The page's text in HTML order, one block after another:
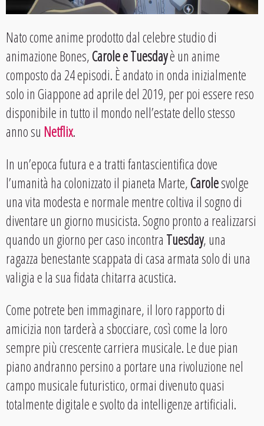
Nato come anime prodotto dal celebre studio di
animazione Bones,Carole e Tuesdayè un anime
composto da 24 episodi. È andato in onda inizialmente
solo in Giappone ad aprile del 2019, per poi essere reso
disponibile in tutto il mondo nell’estate dello stesso
anno su Netflix.
In un’epoca futura e a tratti fantascientifica dove
l’umanità ha colonizzato il pianeta Marte,Carolesvolge
una vita modesta e normale mentre coltiva il sogno di
diventare un giorno musicista. Sogno pronto a realizzarsi
quando un giorno per caso incontra Tuesday, una
ragazza benestante scappata di casa armata solo di una
valigia e la sua fidata chitarra acustica.
Come potrete ben immaginare, il loro rapporto di
amicizia non tarderà a sbocciare, così come la loro
sempre più crescente carriera musicale. Le due pian
piano andranno persino a portare una rivoluzione nel
campo musicale futuristico, ormai divenuto quasi
totalmente digitale e svolto da intelligenze artificiali.